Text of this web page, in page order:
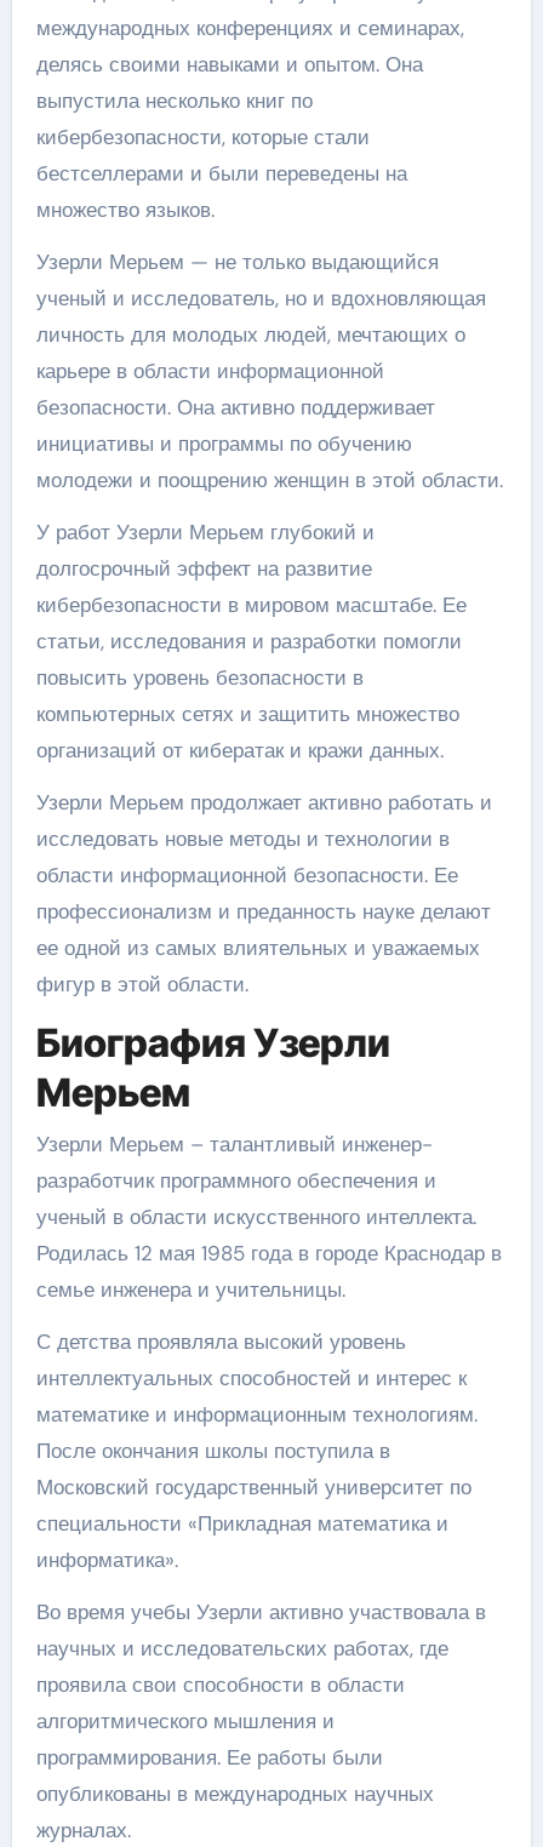
международных конференциях и семинарах,
делясь своими навыками и опытом. Она
выпустила несколько книг по
кибербезопасности, которые стали
бестселлерами и были переведены на
множество языков.
Узерли Мерьем — не только выдающийся
ученый и исследователь, но и вдохновляющая
личность для молодых людей, мечтающих о
карьере в области информационной
безопасности. Она активно поддерживает
инициативы и программы по обучению
молодежи и поощрению женщин в этой области.
У работ Узерли Мерьем глубокий и
долгосрочный эффект на развитие
кибербезопасности в мировом масштабе. Ее
статьи, исследования и разработки помогли
повысить уровень безопасности в
компьютерных сетях и защитить множество
организаций от кибератак и кражи данных.
Узерли Мерьем продолжает активно работать и
исследовать новые методы и технологии в
области информационной безопасности. Ее
профессионализм и преданность науке делают
ее одной из самых влиятельных и уважаемых
фигур в этой области.
Биография Узерли
Мерьем
Узерли Мерьем – талантливый инженер-
разработчик программного обеспечения и
ученый в области искусственного интеллекта.
Родилась 12 мая 1985 года в городе Краснодар в
семье инженера и учительницы.
С детства проявляла высокий уровень
интеллектуальных способностей и интерес к
математике и информационным технологиям.
После окончания школы поступила в
Московский государственный университет по
специальности «Прикладная математика и
информатика».
Во время учебы Узерли активно участвовала в
научных и исследовательских работах, где
проявила свои способности в области
алгоритмического мышления и
программирования. Ее работы были
опубликованы в международных научных
журналах.